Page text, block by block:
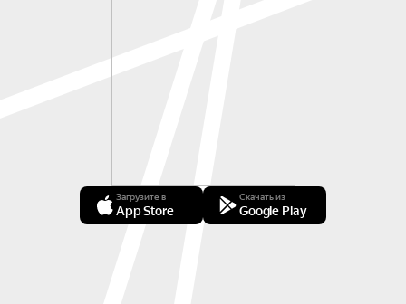
Загрузите в
App Store
Скачать из
Google Play